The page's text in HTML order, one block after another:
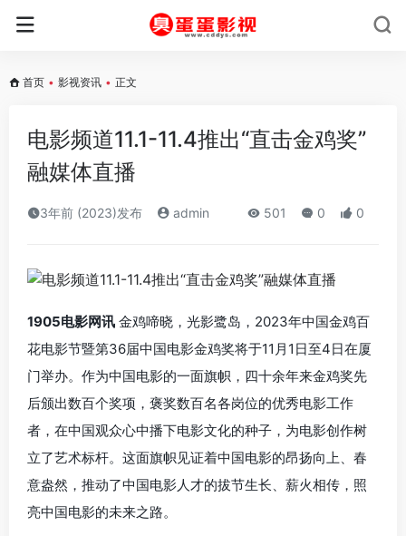
首页 • 影视资讯 • 正文
电影频道11.1-11.4推出“直击金鸡奖”
融媒体直播
3年前 (2023)发布 admin 501 0 0
1905电影网讯 金鸡啼晓，光影鹭岛，2023年中国金鸡百
花电影节暨第36届中国电影金鸡奖将于11月1日至4日在厦
门举办。作为中国电影的一面旗帜，四十余年来金鸡奖先
后颁出数百个奖项，褒奖数百名各岗位的优秀电影工作
者，在中国观众心中播下电影文化的种子，为电影创作树
立了艺术标杆。这面旗帜见证着中国电影的昂扬向上、春
意盎然，推动了中国电影人才的拔节生长、薪火相传，照
亮中国电影的未来之路。